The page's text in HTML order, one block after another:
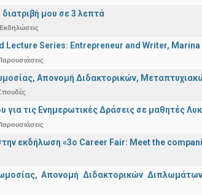
μου σε 3 λεπτά
Lecture Series: Entrepreneur and Writer,
Απονομή Διδακτορικών,
για τις Ενημερωτικές Δράσεις σε μαθητές
εκδήλωση «3ο Career Fair: Meet the
Απονομή Διδακτορικών